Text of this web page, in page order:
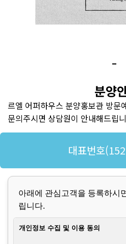
분양
르엘 어퍼하우스 분양홍보관 방문
문의주시면 상담원이 안내해드립
대표번호
아래에 관심고객을 등록하시
립니다.
개인정보 수집 및 이용 동의